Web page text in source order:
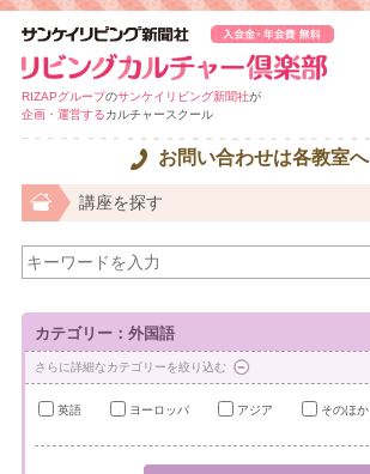
RIZAPグループのサンケイリビング新聞社が
企画・運営するカルチャースクール
お問い合わせは各教室へ
講座を探す
カテゴリー：外国語
さらに詳細なカテゴリーを絞り込む
英語 ヨーロッパ アジア そのほか